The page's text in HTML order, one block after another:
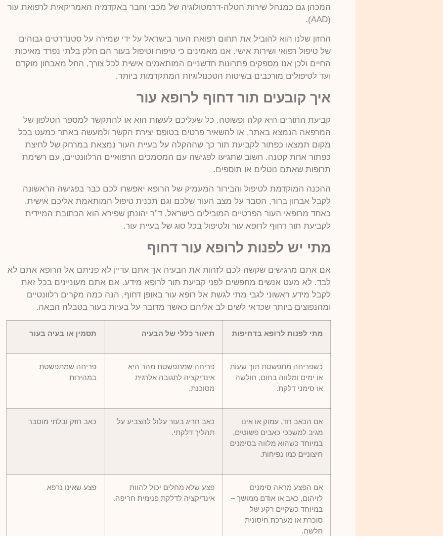
המכהן גם כמנהל שירות הטלה-דרמטולוגיה של מכבי וחבר באקדמיה האמריקאית לרפואת עור
(AAD).
החזון שלנו הוא להוביל את תחום רפואת העור בישראל על ידי שמירה על סטנדרטים גבוהים
של טיפול רפואי ושירות אישי. אנו מאמינים כי טיפוח וטיפול בעור הם חלק בלתי נפרד מאיכות
החיים ולכן אנו מספקים פתרונות חדשניים המותאמים אישית לכל צורך, החל מאבחון מוקדם
ועד לטיפולים מורכבים בשיטות הטכנולוגיות המתקדמות ביותר.
איך קובעים תור דחוף לרופא עור
קביעת התורים היא קלה ופשוטה. כל שעליכם לעשות הוא או להתקשר למספר הטלפון של
המרפאה הנמצא באתר, או להשאיר פרטים בטופס יצירת הקשר ולמעשה באתר כמעט בכל
מקום תמצאו כפתור לקביעת תור כך שההקלה על בעיית העור נמצאת במרחק של לחיצת
כפתור אחת קטנה. חשוב שתגיעו לפגישה עם המסמכים הרפואיים הרלוונטיים, עם רשימת
תרופות שאתם נוטלים או תוספים.
ההכנה המוקדמת לטיפול והבירור המעמיק של הרופא יאפשרו לכם כבר בפגישה הראשונה
לקבל אבחון ברור, הסבר על מצב העור שלכם וגם תכנית טיפול המותאמת אליכם אישית.
כאחד מרופאי העור הפרטיים המובילים בישראל, ד”ר יהונתן שפירא הוא הכתובת המיידית
לקביעת תור דחוף לרופא עור ולטיפול בכל סוג של בעיית עור.
מתי יש לפנות לרופא עור דחוף
אם אתם מרגישים שקשה לכם לזהות את הבעיה אך אתם עדיין לא פניתם אל הרופא אתם לא
לבד. לא מעט אנשים מחפשים לפני קביעת תור לרופא מידע. אם אתם מעוניינים בכל זאת
לקבל מידע ראשוני לגבי מתי לגשת אל רופא עור באופן דחוף, הנה כמה מקרים רלוונטיים
ומהנפוצים ביותר שכדאי לשים לב אליהם כאשר מדובר על בעיות בעור בטבלה הבאה.
מתי לפנות לרופא בדחיפות תיאור כללי של הבעיה תסמין או בעיה בעור
כשפריחה מתפשטת תוך שעות
או ימים ומלווה בחום, חולשה
או סימני דלקת.
פריחה שמתפשטת מהר היא
אינדיקציה לתגובה אלרגית
מסוכנת.
פריחה שמתפשטת
במהירות
אם הכאב חד, עמוק או אינו
מגיב למשככי כאבים פשוטים,
במיוחד כשהוא מלווה בסימנים
חיצוניים כמו נפיחות.
כאב חריג בעור עלול להצביע על
תהליך דלקתי.
כאב חזק ובלתי מוסבר
אם הפצע מראה סימנים
לזיהום, כאב או אודם ממושך –
במיוחד כשקיים רקע של
סוכרת או מערכת חיסונית
חלשה.
פצע שלא מחלים יכול להוות
אינדיקציה לדלקת פנימית חריפה.
פצע שאינו נרפא